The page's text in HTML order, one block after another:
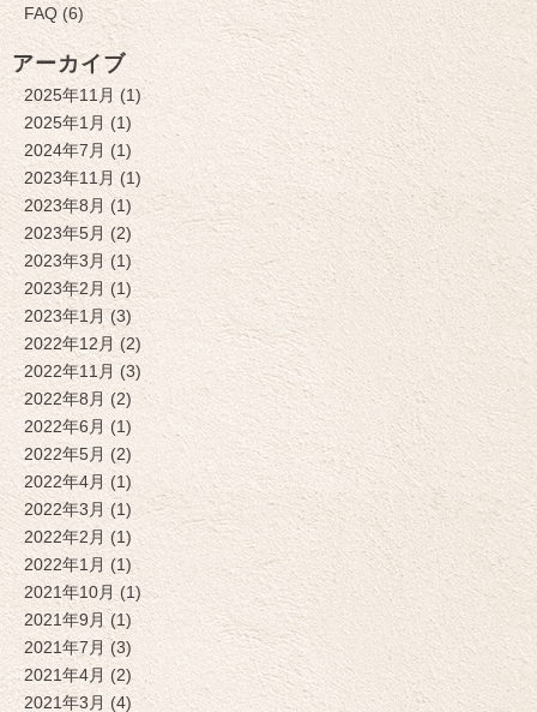
FAQ (6)
アーカイブ
2025年11月 (1)
2025年1月 (1)
2024年7月 (1)
2023年11月 (1)
2023年8月 (1)
2023年5月 (2)
2023年3月 (1)
2023年2月 (1)
2023年1月 (3)
2022年12月 (2)
2022年11月 (3)
2022年8月 (2)
2022年6月 (1)
2022年5月 (2)
2022年4月 (1)
2022年3月 (1)
2022年2月 (1)
2022年1月 (1)
2021年10月 (1)
2021年9月 (1)
2021年7月 (3)
2021年4月 (2)
2021年3月 (4)